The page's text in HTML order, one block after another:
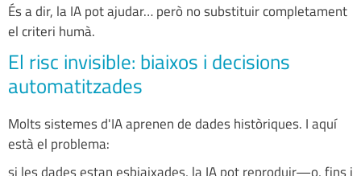
És a dir, la IA pot ajudar… però no substituir completament
el criteri humà.
El risc invisible: biaixos i decisions
automatitzades
Molts sistemes d'IA aprenen de dades històriques. I aquí
està el problema: